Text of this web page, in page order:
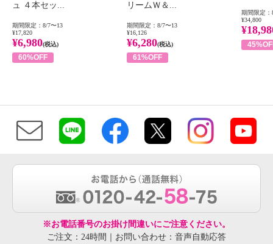
ュ ４本セッ...
期間限定：8/7〜13
¥17,820
¥6,980(税込)
60%OFF
リームＷ＆...
期間限定：8/7〜13
¥16,126
¥6,280(税込)
61%OFF
期間限定：
¥34,800
※お電話番号のお掛け間違いにご注意ください。
ご注文：24時間｜お問い合わせ：音声自動応答